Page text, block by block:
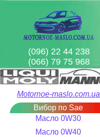
(096) 22 44 238
(066) 79 75 968
Motornoe-maslo.com.ua
Вибор по Sae
Масло 0W30
Масло 0W40